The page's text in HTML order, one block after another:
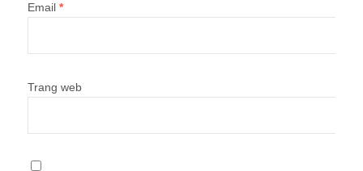
Email *
Trang web